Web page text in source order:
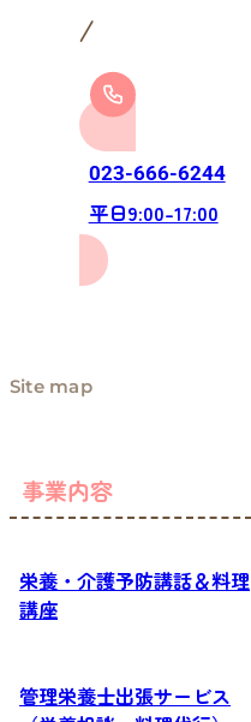
023-666-6244
平日9:00-17:00
Site map
事業内容
栄養・介護予防講話＆料理
講座
管理栄養士出張サービス